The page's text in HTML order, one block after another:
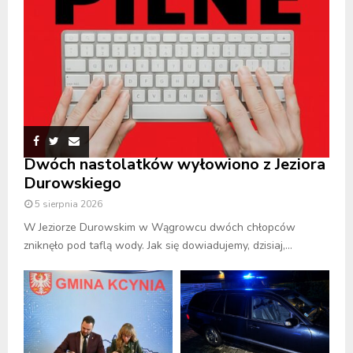
Dwóch nastolatków wyłowiono z Jeziora
Durowskiego
5 sierpnia 2026
W Jeziorze Durowskim w Wągrowcu dwóch chłopców
zniknęło pod taflą wody. Jak się dowiadujemy, dzisiaj,...